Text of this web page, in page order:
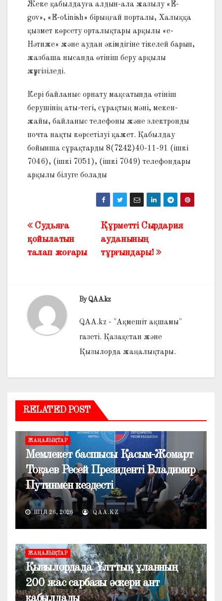
Жеке қабылдауға алдын-ала жазылу «E-
gov», «E-otinish» бірыңғай порталы, Халыққа
қызмет көрсету орталықтары арқылы «e-
Нәтиже» және аудан әкімдігіне тікелей барып,
жазбаша нысанда өтініш беру арқылы
жүргізіледі.
Кері байланыс орнату мақсатында өтініш
берушінің аты-тегі, сұрақтың мәні, мекен-
жайы, байланыс телефоны және электронды
почта нақты көрсетілуі қажет. Қабылдау
бойынша сұрақтарды 8(7242)40-11-91 (ішкі
7046), (ішкі 7051), (ішкі 7049) телефондары
арқылы білуге болады
Жазба
навигациясы
Құрметті Сырдария
ауданының
тұрғындары!
Судьяға
қойылатын
талап жоғары
ByQAA.kz
QAA.kz - "Ақмешіт ақшамы"
газеті. Қазақстан және
Қызылорда жаңалықтары.
RELATED POST
ЖАҢАЛЫҚТАР
Мемлекет басшысы Қасым-Жомарт
Тоқаев Ресей Президенті Владимир
Путинмен кездесті
ШІЛ 26, 2026 QAA.KZ
ЖАҢАЛЫҚТАР
Қызылордада Ұлттық ұланның
200 жас сарбазы әскери ант
қабылдады